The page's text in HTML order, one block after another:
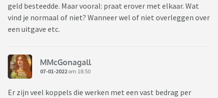
geld besteedde. Maar vooral: praat erover met elkaar. Wat
vind je normaal of niet? Wanneer wel of niet overleggen over
een uitgave etc.
MMcGonagall
07-01-2022 om 18:50
Er zijn veel koppels die werken met een vast bedrag per